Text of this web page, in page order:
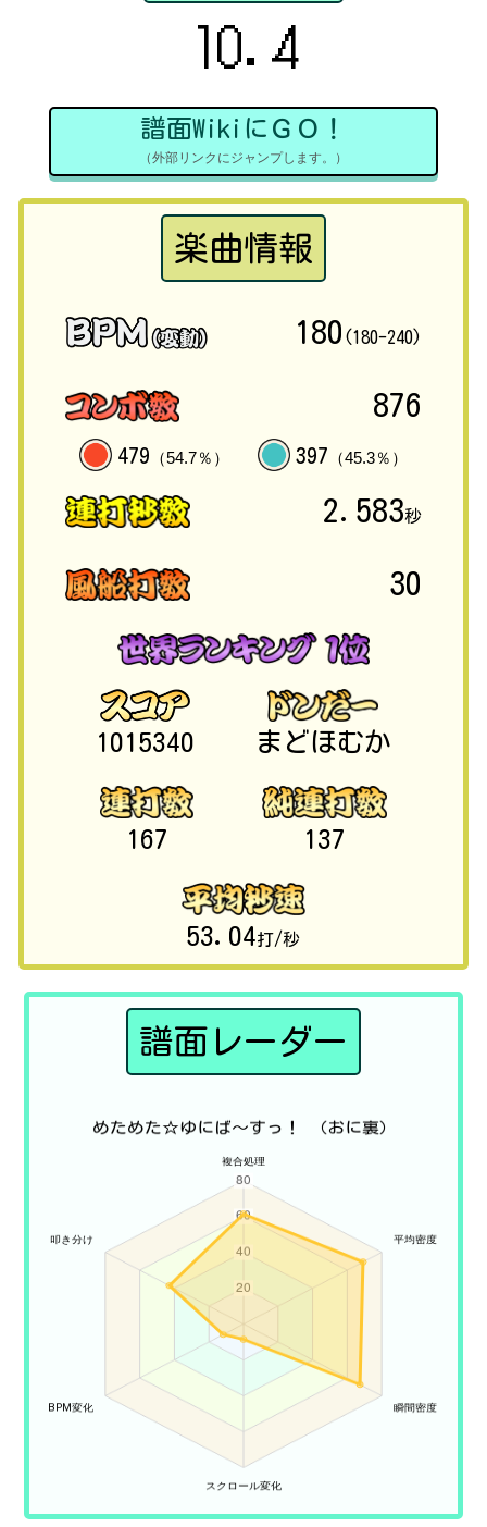
10.4
譜面WikiにＧＯ！
（外部リンクにジャンプします。）
楽曲情報
180 (180-240)
876
479 （54.7％） 397 （45.3％）
2.583秒
30
1015340 まどほむか
167 137
53.04打/秒
譜面レーダー